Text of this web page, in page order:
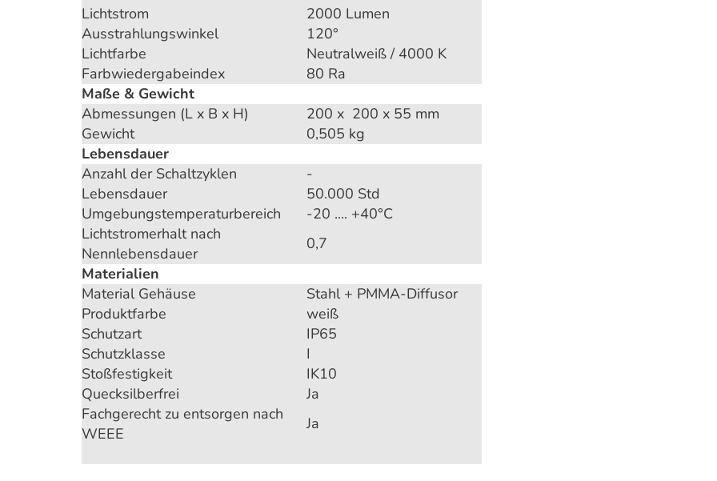
Lichtstrom
2000 Lumen
Ausstrahlungswinkel
120°
Lichtfarbe
Neutralweiß / 4000 K
Farbwiedergabeindex
80 Ra
Maße & Gewicht
Abmessungen (L x B x H)
200 x 200 x 55 mm
Gewicht
0,505 kg
Lebensdauer
Anzahl der Schaltzyklen
-
Lebensdauer
50.000 Std
Umgebungstemperaturbereich
-20 .... +40°C
Lichtstromerhalt nach
Nennlebensdauer
0,7
Materialien
Material Gehäuse
Stahl + PMMA-Diffusor
Produktfarbe
weiß
Schutzart
IP65
Schutzklasse
I
Stoßfestigkeit
IK10
Quecksilberfrei
Ja
Fachgerecht zu entsorgen nach
WEEE
Ja